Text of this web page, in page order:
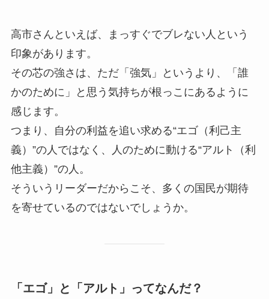
高市さんといえば、まっすぐでブレない人という
印象があります。
その芯の強さは、ただ「強気」というより、「誰
かのために」と思う気持ちが根っこにあるように
感じます。
つまり、自分の利益を追い求める“エゴ（利己主
義）”の人ではなく、人のために動ける“アルト（利
他主義）”の人。
そういうリーダーだからこそ、多くの国民が期待
を寄せているのではないでしょうか。
「エゴ」と「アルト」ってなんだ？